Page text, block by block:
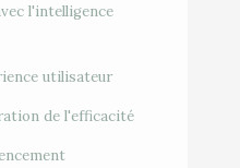
l'intelligence
utilisateur
de l'efficacité